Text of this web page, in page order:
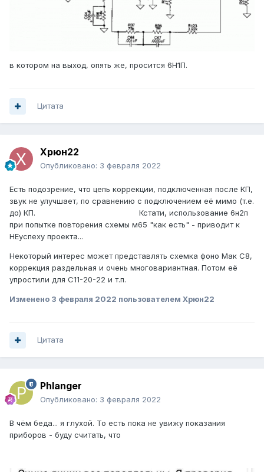
в котором на выход, опять же, просится 6Н1П.
Цитата
Xpюн22
Опубликовано: 3 февраля 2022
Есть подозрение, что цепь коррекции, подключенная после КП,
звук не улучшает, по сравнению с подключением её мимо (т.е.
до) КП. Кстати, использование 6н2п
при попытке повторения схемы м65 "как есть" - приводит к
НЕуспеху проекта...
Некоторый интерес может представлять схемка фоно Мак С8,
коррекция раздельная и очень многовариантная. Потом её
упростили для С11-20-22 и т.п.
Изменено 3 февраля 2022 пользователем Xpюн22
Цитата
Phlanger
Опубликовано: 3 февраля 2022
В чём беда... я глухой. То есть пока не увижу показания
приборов - буду считать, что